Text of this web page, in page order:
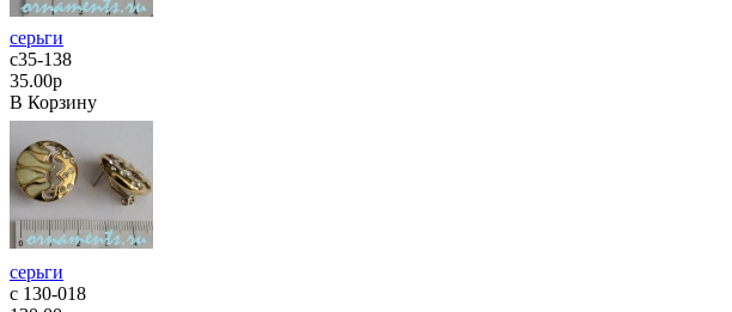
серьги
с35-138
35.00р
В Корзину
серьги
с 130-018